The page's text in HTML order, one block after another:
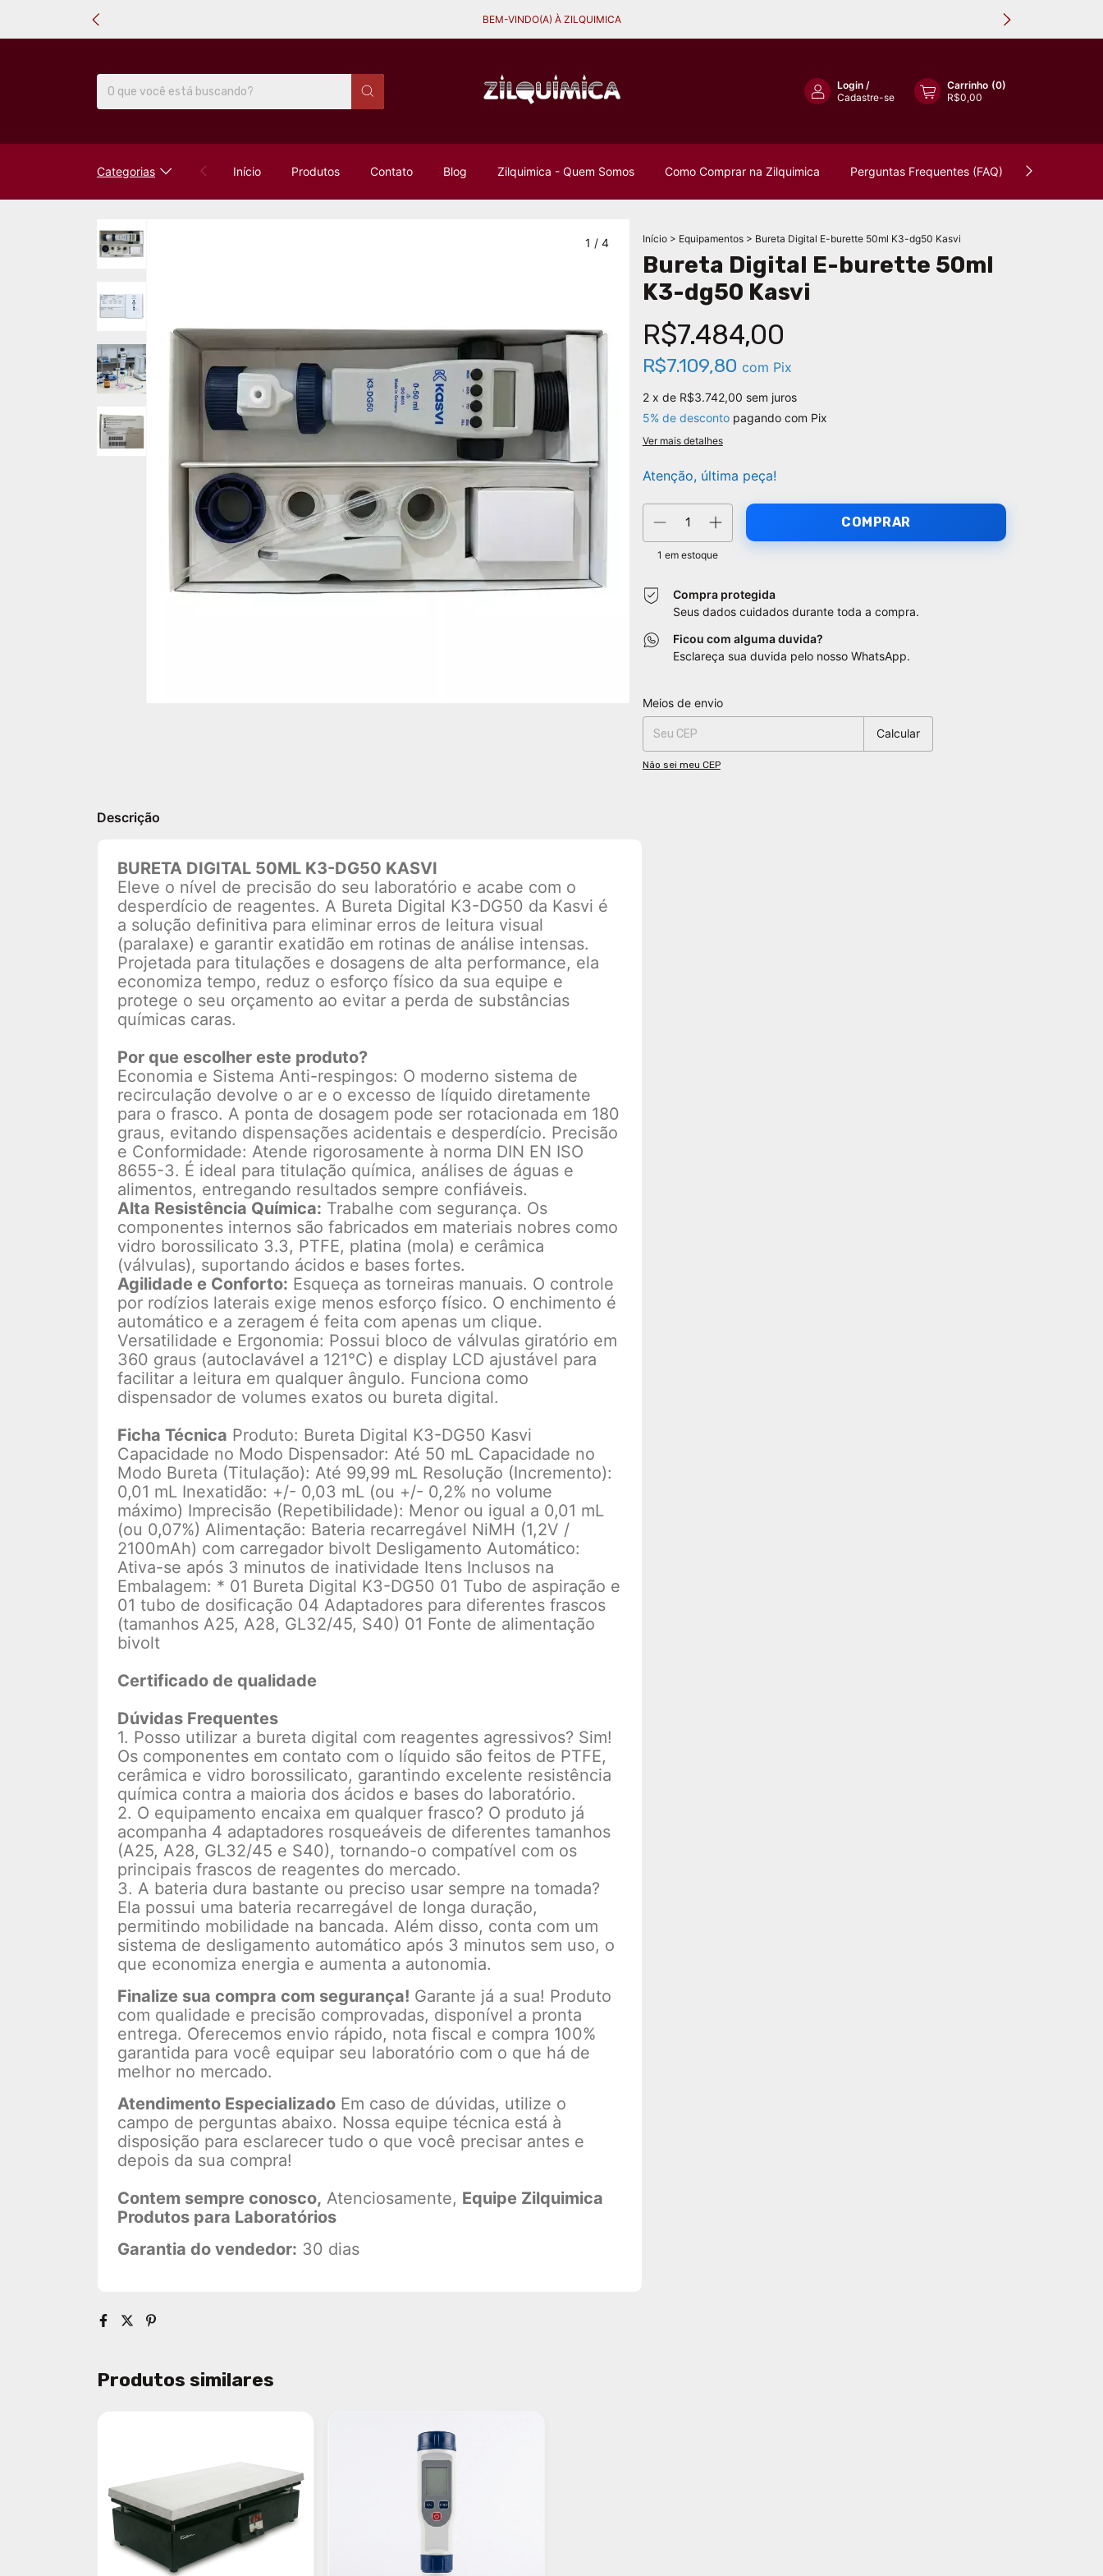
BEM-VINDO(A) À ZILQUIMICA
Login /
Cadastre-se
Carrinho (0)
R$0,00
Categorias Início Produtos Contato Blog Zilquimica - Quem Somos Como Comprar na Zilquimica Perguntas Frequentes (FAQ)
1 / 4 Início > Equipamentos > Bureta Digital E-burette 50ml K3-dg50 Kasvi
Bureta Digital E-burette 50ml
K3-dg50 Kasvi
R$7.484,00
R$7.109,80 com Pix
2 x de R$3.742,00 sem juros
5% de descontopagando com Pix
Ver mais detalhes
Atenção, última peça!
1 em estoque
Compra protegida
Seus dados cuidados durante toda a compra.
Ficou com alguma duvida?
Esclareça sua duvida pelo nosso WhatsApp.
Entregas para o CEP:
Meios de envio
Calcular
Não sei meu CEP
Descrição
BURETA DIGITAL 50ML K3-DG50 KASVI
Eleve o nível de precisão do seu laboratório e acabe com o
desperdício de reagentes. A Bureta Digital K3-DG50 da Kasvi é
a solução definitiva para eliminar erros de leitura visual
(paralaxe) e garantir exatidão em rotinas de análise intensas.
Projetada para titulações e dosagens de alta performance, ela
economiza tempo, reduz o esforço físico da sua equipe e
protege o seu orçamento ao evitar a perda de substâncias
químicas caras.
Por que escolher este produto?
Economia e Sistema Anti-respingos: O moderno sistema de
recirculação devolve o ar e o excesso de líquido diretamente
para o frasco. A ponta de dosagem pode ser rotacionada em 180
graus, evitando dispensações acidentais e desperdício. Precisão
e Conformidade: Atende rigorosamente à norma DIN EN ISO
8655-3. É ideal para titulação química, análises de águas e
alimentos, entregando resultados sempre confiáveis.
Alta Resistência Química: Trabalhe com segurança. Os
componentes internos são fabricados em materiais nobres como
vidro borossilicato 3.3, PTFE, platina (mola) e cerâmica
(válvulas), suportando ácidos e bases fortes.
Agilidade e Conforto: Esqueça as torneiras manuais. O controle
por rodízios laterais exige menos esforço físico. O enchimento é
automático e a zeragem é feita com apenas um clique.
Versatilidade e Ergonomia: Possui bloco de válvulas giratório em
360 graus (autoclavável a 121°C) e display LCD ajustável para
facilitar a leitura em qualquer ângulo. Funciona como
dispensador de volumes exatos ou bureta digital.
Ficha Técnica Produto: Bureta Digital K3-DG50 Kasvi
Capacidade no Modo Dispensador: Até 50 mL Capacidade no
Modo Bureta (Titulação): Até 99,99 mL Resolução (Incremento):
0,01 mL Inexatidão: +/- 0,03 mL (ou +/- 0,2% no volume
máximo) Imprecisão (Repetibilidade): Menor ou igual a 0,01 mL
(ou 0,07%) Alimentação: Bateria recarregável NiMH (1,2V /
2100mAh) com carregador bivolt Desligamento Automático:
Ativa-se após 3 minutos de inatividade Itens Inclusos na
Embalagem: * 01 Bureta Digital K3-DG50 01 Tubo de aspiração e
01 tubo de dosificação 04 Adaptadores para diferentes frascos
(tamanhos A25, A28, GL32/45, S40) 01 Fonte de alimentação
bivolt
Certificado de qualidade
Dúvidas Frequentes
1. Posso utilizar a bureta digital com reagentes agressivos? Sim!
Os componentes em contato com o líquido são feitos de PTFE,
cerâmica e vidro borossilicato, garantindo excelente resistência
química contra a maioria dos ácidos e bases do laboratório.
2. O equipamento encaixa em qualquer frasco? O produto já
acompanha 4 adaptadores rosqueáveis de diferentes tamanhos
(A25, A28, GL32/45 e S40), tornando-o compatível com os
principais frascos de reagentes do mercado.
3. A bateria dura bastante ou preciso usar sempre na tomada?
Ela possui uma bateria recarregável de longa duração,
permitindo mobilidade na bancada. Além disso, conta com um
sistema de desligamento automático após 3 minutos sem uso, o
que economiza energia e aumenta a autonomia.
Finalize sua compra com segurança! Garante já a sua! Produto
com qualidade e precisão comprovadas, disponível a pronta
entrega. Oferecemos envio rápido, nota fiscal e compra 100%
garantida para você equipar seu laboratório com o que há de
melhor no mercado.
Atendimento Especializado Em caso de dúvidas, utilize o
campo de perguntas abaixo. Nossa equipe técnica está à
disposição para esclarecer tudo o que você precisar antes e
depois da sua compra!
Contem sempre conosco, Atenciosamente, Equipe Zilquimica
Produtos para Laboratórios
Garantia do vendedor: 30 dias
Produtos similares